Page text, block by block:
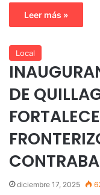
Leer más »
Local
DE
diciembre 17, 2025